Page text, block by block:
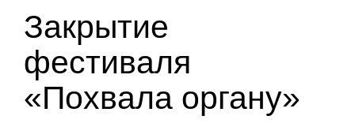
Закрытие
фестиваля
«Похвала органу»